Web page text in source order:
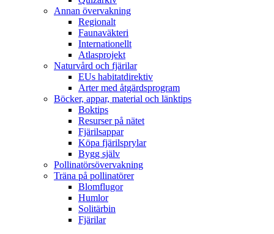
Annan övervakning
Regionalt
Faunaväkteri
Internationellt
Atlasprojekt
Naturvård och fjärilar
EUs habitatdirektiv
Arter med åtgärdsprogram
Böcker, appar, material och länktips
Boktips
Resurser på nätet
Fjärilsappar
Köpa fjärilsprylar
Bygg själv
Pollinatörsövervakning
Träna på pollinatörer
Blomflugor
Humlor
Solitärbin
Fjärilar